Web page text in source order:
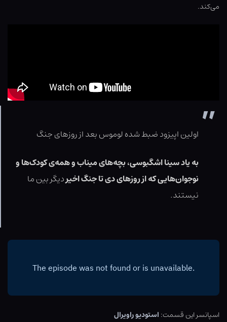
می‌کند.
اولین اپیزود ضبط شده لوموس بعد از روزهای جنگ
به یاد سینا اشگبوسی، بچه‌های میناب و همه‌ی کودک‌ها و
نوجوان‌هایی که از روزهای دی تا جنگ اخیردیگر بین ما
نیستند.
اسپانسر این قسمت: استودیو راویرال